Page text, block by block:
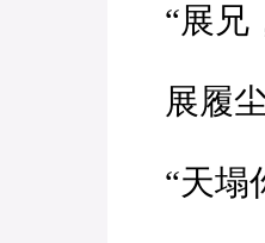
“展兄
展履尘
“天塌